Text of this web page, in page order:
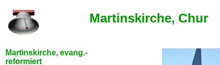
Martinskirche, Chur
Martinskirche, evang.-
reformiert